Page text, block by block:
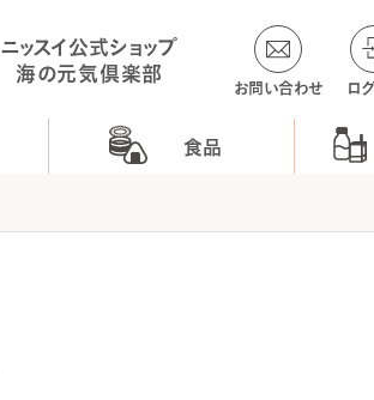
ニッスイ公式ショップ
海の元気倶楽部
お問い合わせ ロ
食品